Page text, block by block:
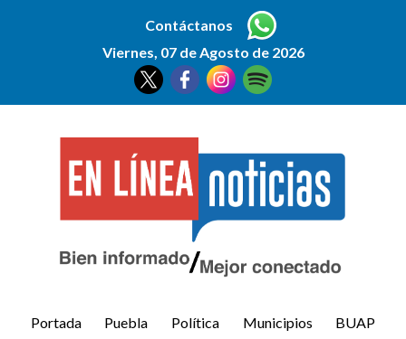
Contáctanos
Viernes, 07 de Agosto de 2026
Portada Puebla Política Municipios
BUAP